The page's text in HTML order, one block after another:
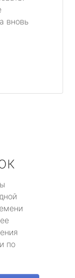
вновь
по